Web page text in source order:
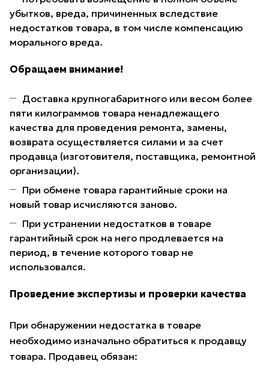
убытков, вреда, причиненных вследствие
недостатков товара, в том числе компенсацию
морального вреда.
Обращаем внимание!
Доставка крупногабаритного или весом более
пяти килограммов товара ненадлежащего
качества для проведения ремонта, замены,
возврата осуществляется силами и за счет
продавца (изготовителя, поставщика, ремонтной
организации).
При обмене товара гарантийные сроки на
новый товар исчисляются заново.
При устранении недостатков в товаре
гарантийный срок на него продлевается на
период, в течение которого товар не
использовался.
Проведение экспертизы и проверки качества
При обнаружении недостатка в товаре
необходимо изначально обратиться к продавцу
товара. Продавец обязан: